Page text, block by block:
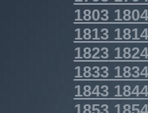
18031804
18131814
18231824
18331834
18431844